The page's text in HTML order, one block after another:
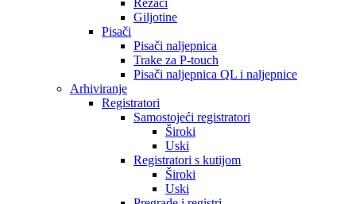
Rezači
Giljotine
Pisači
Pisači naljepnica
Trake za P-touch
Pisači naljepnica QL i naljepnice
Arhiviranje
Registratori
Samostojeći registratori
Široki
Uski
Registratori s kutijom
Široki
Uski